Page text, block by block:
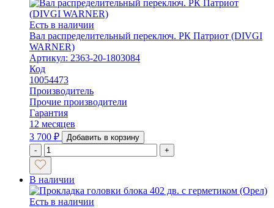
Есть в наличии
Вал распределительный переключ. РК Патриот (DIVGI
WARNER)
Артикул: 2363-20-1803084
Код
10054473
Производитель
Прочие производители
Гарантия
12 месяцев
3 700 ₽
Добавить в корзину
-
+
В наличии
Есть в наличии